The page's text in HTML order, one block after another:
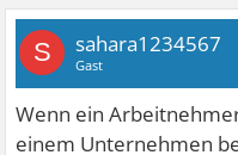
S sahara1234567
Gast
Wenn ein
einem Unternehmen